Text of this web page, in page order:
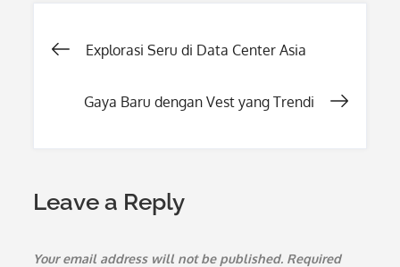
Post
navigation
Explorasi Seru di Data Center Asia
Gaya Baru dengan Vest yang Trendi
Leave a Reply
Your email address will not be published. Required